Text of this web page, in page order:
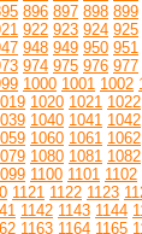
896 897 898 899
922 923 924 925
948 949 950 951
974 975 976 977
1000 1001 1002
1020 1021 1022
1040 1041 1042
1060 1061 1062
1080 1081 1082
1100 1101 1102
1121 1122 1123
1142 1143 1144
1163 1164 1165